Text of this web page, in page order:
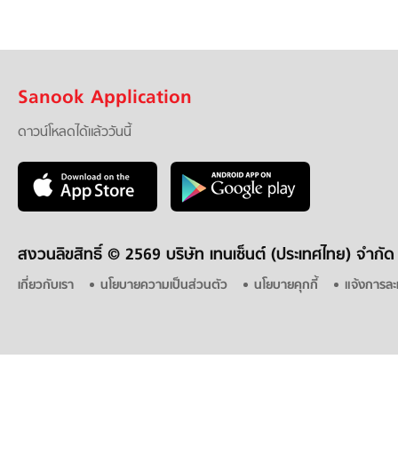
Sanook Application
ดาวน์โหลดได้แล้ววันนี้
สงวนลิขสิทธิ์ © 2569 บริษัท เทนเซ็นต์ (ประเทศไทย) จำกัด
เกี่ยวกับเรา นโยบายความเป็นส่วนตัว นโยบายคุกกี้ แจ้งการล